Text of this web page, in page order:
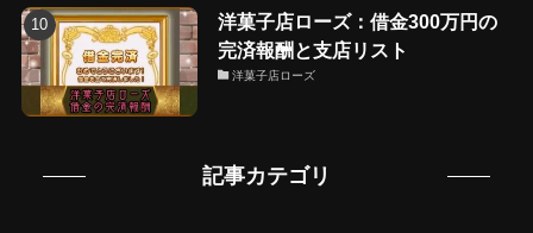
洋菓子店ローズ：借金300万円の
完済報酬と支店リスト
洋菓子店ローズ
記事カテゴリ